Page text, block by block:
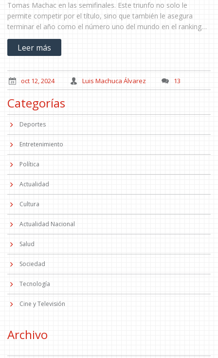
Tomas Machac en las semifinales. Este triunfo no solo le
permite competir por el título, sino que también le asegura
terminar el año como el número uno del mundo en el ranking
ATP. Sinner, de 23 años, enfrentó a rivales fuertes como Daniil
Medvedev y logró sobreponerse a iniciales desventajas,
demostrando su supremacía en la cancha.
Leer más
oct 12, 2024 Luis Machuca Álvarez 13
Categorías
Deportes
Entretenimiento
Política
Actualidad
Cultura
Actualidad Nacional
Salud
Sociedad
Tecnología
Cine y Televisión
Archivo